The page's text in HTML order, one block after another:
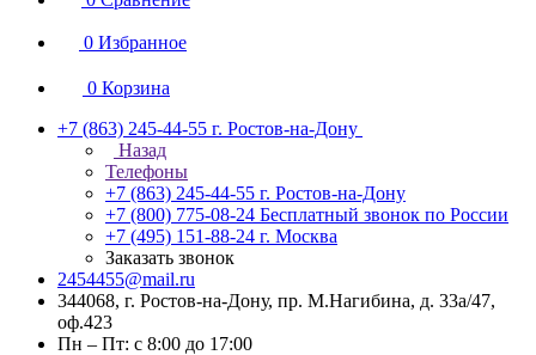
0 Избранное
0 Корзина
+7 (863) 245-44-55 г. Ростов-на-Дону
Назад
Телефоны
+7 (863) 245-44-55 г. Ростов-на-Дону
+7 (800) 775-08-24 Бесплатный звонок по России
+7 (495) 151-88-24 г. Москва
Заказать звонок
2454455@mail.ru
344068, г. Ростов-на-Дону, пр. М.Нагибина, д. 33а/47,
оф.423
Пн – Пт: с 8:00 до 17:00